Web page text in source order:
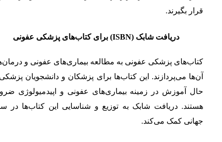
قرار بگیرند.
دریافت شابک (ISBN) برای کتاب‌های پزشکی عفونی
کتاب‌های پزشکی عفونی به مطالعه بیماری‌های عفونی و
آن‌ها می‌پردازند. این کتاب‌ها برای پزشکان و دانشجویان
حال آموزش در زمینه بیماری‌های عفونی و اپیدمیولوژی
هستند. دریافت شابک به توزیع و شناسایی این کتاب‌ها در
جهانی کمک می‌کند.